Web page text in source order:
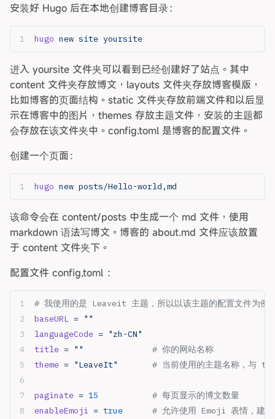
安装好 Hugo 后在本地创建博客目录：
hugo new site yoursite
进入 yoursite 文件夹可以看到已经创建好了站点。其中
content 文件夹存放博文，layouts 文件夹存放博客模版，
比如博客的页面结构。static 文件夹存放前端文件和以后显
示在博客中的图片，themes 存放主题文件，安装的主题都
会存放在该文件夹中。config.toml 是博客的配置文件。
创建一个页面：
hugo new posts/Hello-world,md
该命令会在 content/posts 中生成一个 md 文件，使用
markdown 语法写博文。博客的 about.md 文件应该放置
于 content 文件夹下。
配置文件 config,toml ：
# 我使用的是 Leaveit 主题，所以以该主题的配置文件为例
baseURL = ""
languageCode = "zh-CN"
title = ""
              # 你的网站名称
theme = "LeaveIt"
# 当前使用的主题名称，与
paginate = 15
           # 每页显示的博文数量
enableEmoji = true
# 允许使用 Emoji 表情，建